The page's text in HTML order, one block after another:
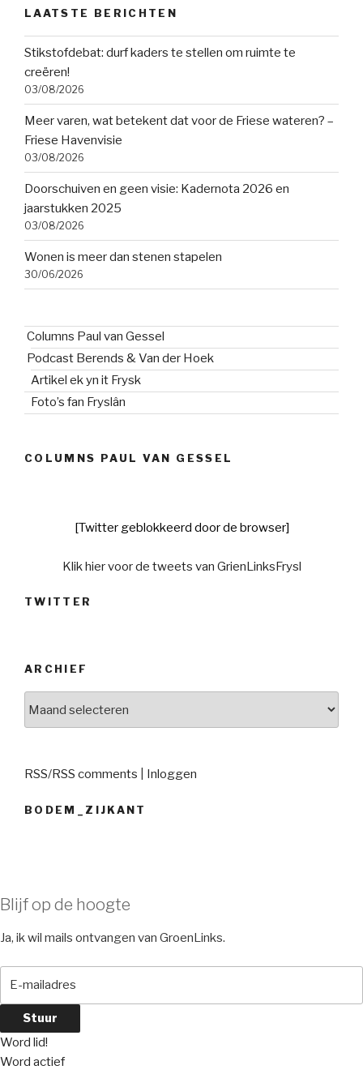
LAATSTE BERICHTEN
Stikstofdebat: durf kaders te stellen om ruimte te
creëren!
03/08/2026
Meer varen, wat betekent dat voor de Friese wateren? –
Friese Havenvisie
03/08/2026
Doorschuiven en geen visie: Kadernota 2026 en
jaarstukken 2025
03/08/2026
Wonen is meer dan stenen stapelen
30/06/2026
Columns Paul van Gessel
Podcast Berends & Van der Hoek
Artikel ek yn it Frysk
Foto’s fan Fryslân
COLUMNS PAUL VAN GESSEL
[Twitter geblokkeerd door de browser]
Klik hier voor de tweets van GrienLinksFrysl
TWITTER
ARCHIEF
RSS/RSS comments Inloggen
BODEM_ZIJKANT
Blijf op de hoogte
Ja, ik wil mails ontvangen van GroenLinks.
Word lid!
Word actief